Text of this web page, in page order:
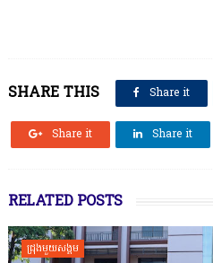
SHARE THIS Share it
Share it Share it
RELATED POSTS
ជ្រុងមួយសង្គម